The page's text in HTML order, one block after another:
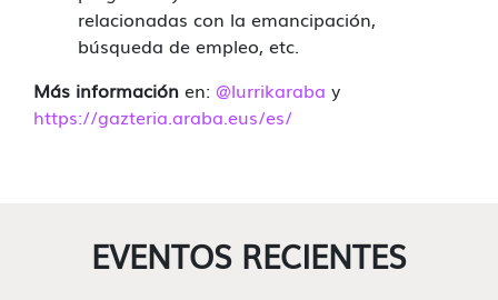
relacionadas con la emancipación,
búsqueda de empleo, etc.
Más información en: @lurrikaraba y
https://gazteria.araba.eus/es/
EVENTOS RECIENTES